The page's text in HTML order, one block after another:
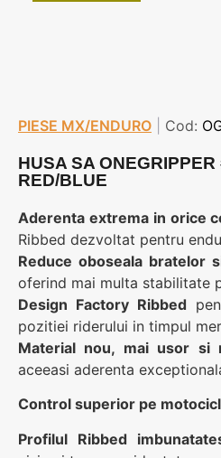
PIESE MX/ENDURO Cod:
HUSA SA
RED/BLUE
Aderenta extrema in orice
Ribbed dezvoltat pentru
Reduce oboseala bratelor
oferind mai multa stabilitate
Design Factory Ribbed
pozitiei riderului in timpul
Material nou, mai usor si
aceeasi aderenta
Control superior pe
Profilul Ribbed